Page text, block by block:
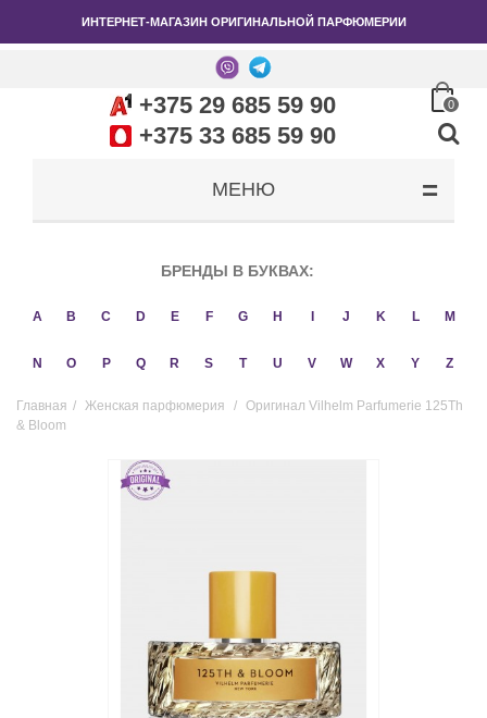
ИНТЕРНЕТ-МАГАЗИН ОРИГИНАЛЬНОЙ ПАРФЮМЕРИИ
+375 29 685 59 90
+375 33 685 59 90
0
МЕНЮ
БРЕНДЫ В БУКВАХ:
A B C D E F G H J K L M
N O P Q R S T U V W X Y Z
Главная / Женская парфюмерия / Оригинал Vilhelm Parfumerie 125Th
& Bloom